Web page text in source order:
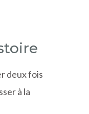
deux fois
à la